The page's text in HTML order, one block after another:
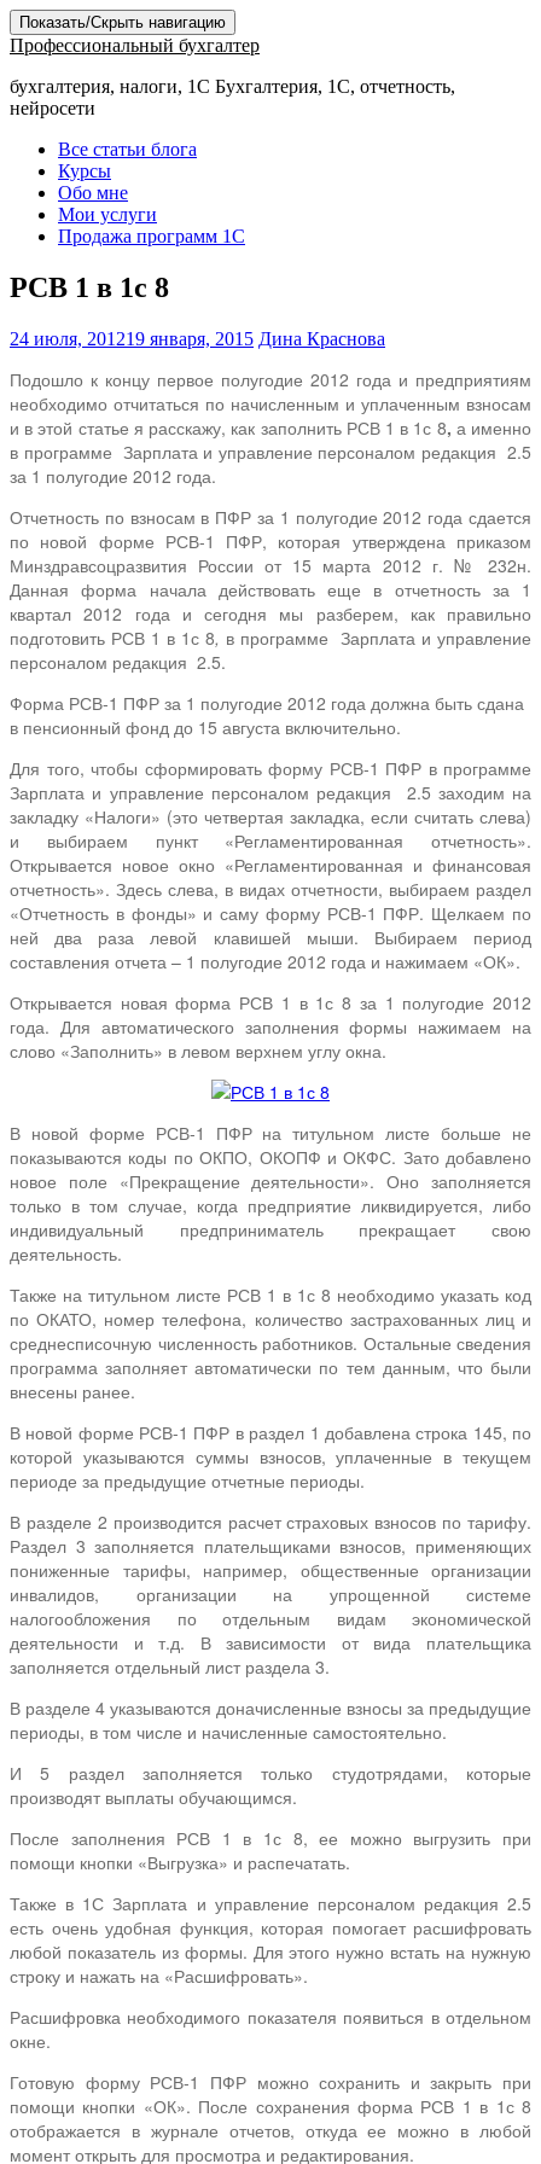
Показать/Скрыть навигацию
Профессиональный бухгалтер
бухгалтерия, налоги, 1С Бухгалтерия, 1С, отчетность,
нейросети
Все статьи блога
Курсы
Обо мне
Мои услуги
Продажа программ 1С
РСВ 1 в 1с 8
24 июля, 201219 января, 2015 Дина Краснова
Подошло к концу первое полугодие 2012 года и предприятиям
необходимо отчитаться по начисленным и уплаченным взносам
и в этой статье я расскажу, как заполнить РСВ 1 в 1с 8, а именно
в программе Зарплата и управление персоналом редакция 2.5
за 1 полугодие 2012 года.
Отчетность по взносам в ПФР за 1 полугодие 2012 года сдается
по новой форме РСВ-1 ПФР, которая утверждена приказом
Минздравсоцразвития России от 15 марта 2012 г. № 232н.
Данная форма начала действовать еще в отчетность за 1
квартал 2012 года и сегодня мы разберем, как правильно
подготовить РСВ 1 в 1с 8, в программе Зарплата и управление
персоналом редакция 2.5.
Форма РСВ-1 ПФР за 1 полугодие 2012 года должна быть сдана
в пенсионный фонд до 15 августа включительно.
Для того, чтобы сформировать форму РСВ-1 ПФР в программе
Зарплата и управление персоналом редакция
2.5 заходим на
закладку «Налоги» (это четвертая закладка, если считать слева)
и выбираем пункт «Регламентированная отчетность».
Открывается новое окно «Регламентированная и финансовая
отчетность». Здесь слева, в видах отчетности, выбираем раздел
«Отчетность в фонды» и саму форму РСВ-1 ПФР. Щелкаем по
ней два раза левой клавишей мыши. Выбираем период
составления отчета – 1 полугодие 2012 года и нажимаем «ОК».
Открывается новая форма РСВ 1 в 1с 8 за 1 полугодие 2012
года. Для автоматического заполнения формы нажимаем на
слово «Заполнить» в левом верхнем углу окна.
В новой форме РСВ-1 ПФР на титульном листе больше не
показываются коды по ОКПО, ОКОПФ и ОКФС. Зато добавлено
новое поле «Прекращение деятельности». Оно заполняется
только в том случае, когда предприятие ликвидируется, либо
индивидуальный предприниматель прекращает свою
деятельность.
Также на титульном листе РСВ 1 в 1с 8 необходимо указать код
по ОКАТО, номер телефона, количество застрахованных лиц и
среднесписочную численность работников. Остальные сведения
программа заполняет автоматически по тем данным, что были
внесены ранее.
В новой форме РСВ-1 ПФР в раздел 1 добавлена строка 145, по
которой указываются суммы взносов, уплаченные в текущем
периоде за предыдущие отчетные периоды.
В разделе 2 производится расчет страховых взносов по тарифу.
Раздел 3 заполняется плательщиками взносов, применяющих
пониженные тарифы, например, общественные организации
инвалидов, организации на упрощенной системе
налогообложения по отдельным видам экономической
деятельности и т.д. В зависимости от вида плательщика
заполняется отдельный лист раздела 3.
В разделе 4 указываются доначисленные взносы за предыдущие
периоды, в том числе и начисленные самостоятельно.
И 5 раздел заполняется только студотрядами, которые
производят выплаты обучающимся.
После заполнения РСВ 1 в 1с 8, ее можно выгрузить при
помощи кнопки «Выгрузка» и распечатать.
Также в 1С Зарплата и управление персоналом редакция 2.5
есть очень удобная функция, которая помогает расшифровать
любой показатель из формы. Для этого нужно встать на нужную
строку и нажать на «Расшифровать».
Расшифровка необходимого показателя появиться в отдельном
окне.
Готовую форму РСВ-1 ПФР можно сохранить и закрыть при
помощи кнопки «ОК». После сохранения форма РСВ 1 в 1с 8
отображается в журнале отчетов, откуда ее можно в любой
момент открыть для просмотра и редактирования.